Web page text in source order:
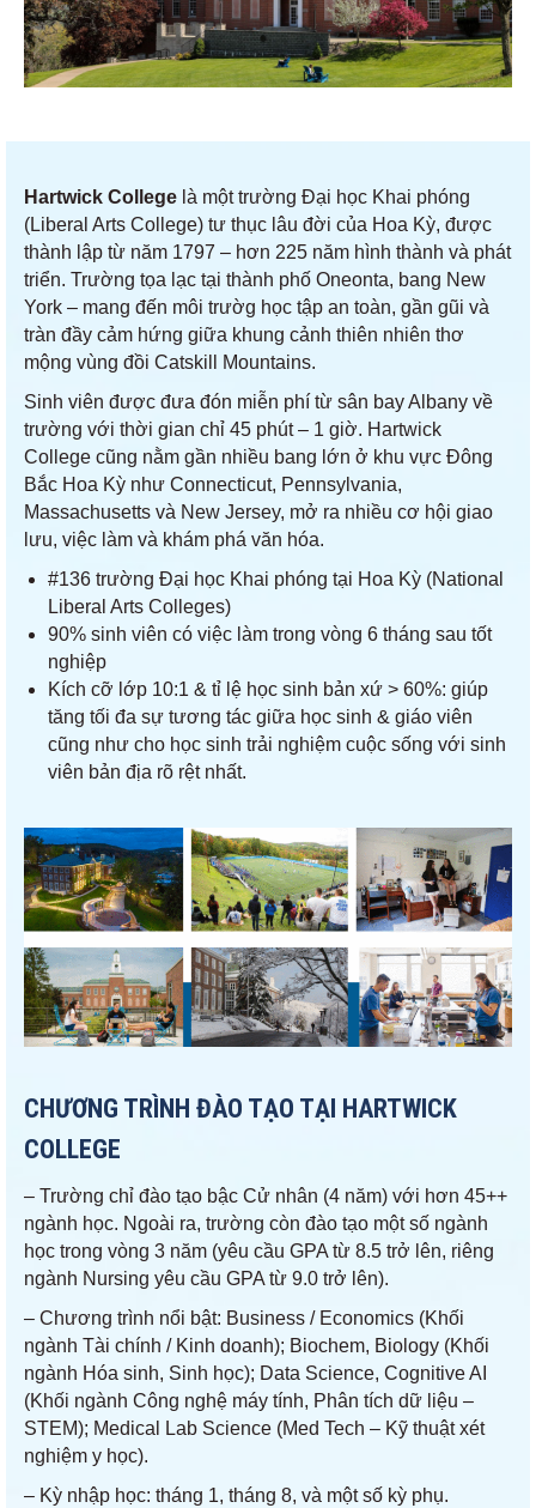
Hartwick College là một trường Đại học Khai phóng
(Liberal Arts College) tư thục lâu đời của Hoa Kỳ, được
thành lập từ năm 1797 – hơn 225 năm hình thành và phát
triển. Trường tọa lạc tại thành phố Oneonta, bang New
York – mang đến môi trườg học tập an toàn, gần gũi và
tràn đầy cảm hứng giữa khung cảnh thiên nhiên thơ
mộng vùng đồi Catskill Mountains.
Sinh viên được đưa đón miễn phí từ sân bay Albany về
trường với thời gian chỉ 45 phút – 1 giờ. Hartwick
College cũng nằm gần nhiều bang lớn ở khu vực Đông
Bắc Hoa Kỳ như Connecticut, Pennsylvania,
Massachusetts và New Jersey, mở ra nhiều cơ hội giao
lưu, việc làm và khám phá văn hóa.
#136 trường Đại học Khai phóng tại Hoa Kỳ (National
Liberal Arts Colleges)
90% sinh viên có việc làm trong vòng 6 tháng sau tốt
nghiệp
Kích cỡ lớp 10:1 & tỉ lệ học sinh bản xứ > 60%: giúp
tăng tối đa sự tương tác giữa học sinh & giáo viên
cũng như cho học sinh trải nghiệm cuộc sống với sinh
viên bản địa rõ rệt nhất.
CHƯƠNG TRÌNH ĐÀO TẠO TẠI HARTWICK
COLLEGE
– Trường chỉ đào tạo bậc Cử nhân (4 năm) với hơn 45++
ngành học. Ngoài ra, trường còn đào tạo một số ngành
học trong vòng 3 năm (yêu cầu GPA từ 8.5 trở lên, riêng
ngành Nursing yêu cầu GPA từ 9.0 trở lên).
– Chương trình nổi bật: Business / Economics (Khối
ngành Tài chính / Kinh doanh); Biochem, Biology (Khối
ngành Hóa sinh, Sinh học); Data Science, Cognitive AI
(Khối ngành Công nghệ máy tính, Phân tích dữ liệu –
STEM); Medical Lab Science (Med Tech – Kỹ thuật xét
nghiệm y học).
– Kỳ nhập học: tháng 1, tháng 8, và một số kỳ phụ.